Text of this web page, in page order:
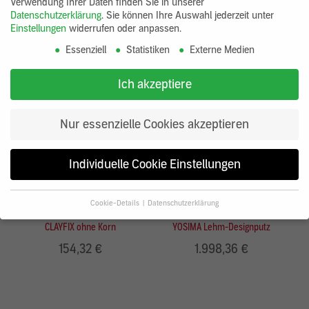
CLAYFIX ohne Korn
154,32 €
YOSIMA Lehm-Designputz
1.998,36 €
Verwendung Ihrer Daten finden Sie in unserer
Datenschutzerklärung. Sie können Ihre Auswahl jederzeit unter
Einstellungen widerrufen oder anpassen.
Essenziell
Statistiken Externe Medien
Ich akzeptiere
Nur essenzielle Cookies akzeptieren
Individuelle Cookie Einstellungen
Cookie-Details Datenschutzerklärung
Datenschutzeinstellungen
Wenn Sie unter 16 Jahre alt sind und Ihre Zustimmung zu
freiwilligen Diensten geben möchten, müssen Sie Ihre